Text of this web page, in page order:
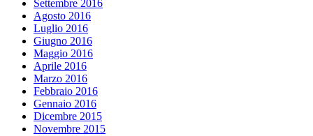
Settembre 2016
Agosto 2016
Luglio 2016
Giugno 2016
Maggio 2016
Aprile 2016
Marzo 2016
Febbraio 2016
Gennaio 2016
Dicembre 2015
Novembre 2015